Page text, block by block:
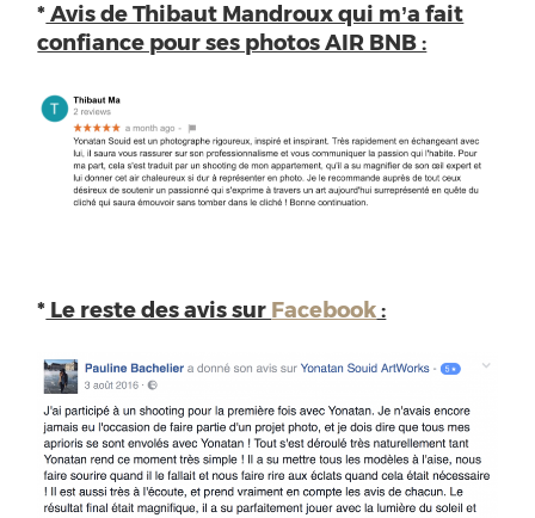
* Avis de Thibaut Mandroux qui m’a fait
confiance pour ses photos AIR BNB :
* Le reste des avis sur Facebook: